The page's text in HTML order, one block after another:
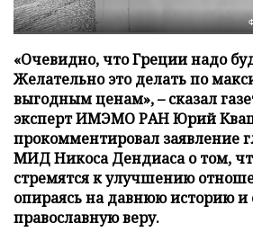
«Очевидно, что Греции надо
Желательно это делать по
выгодным ценам», – сказал
эксперт ИМЭМО РАН Юрий
прокомментировал заявление
МИД Никоса Дендиаса о том,
стремятся к улучшению
опираясь на давнюю историю
православную веру.